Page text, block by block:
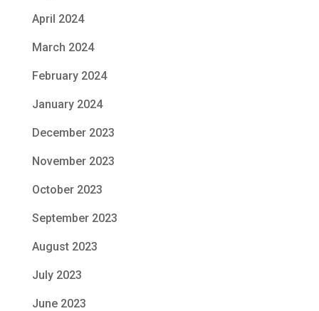
April 2024
March 2024
February 2024
January 2024
December 2023
November 2023
October 2023
September 2023
August 2023
July 2023
June 2023